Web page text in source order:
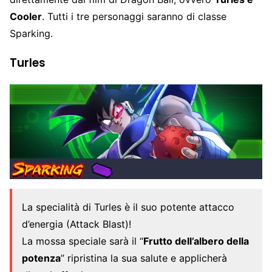
Cooler. Tutti i tre personaggi saranno di classe
Sparking.
Turles
La specialità di Turles è il suo potente attacco
d’energia (Attack Blast)!
La mossa speciale sarà il “Frutto dell’albero della
potenza” ripristina la sua salute e applicherà